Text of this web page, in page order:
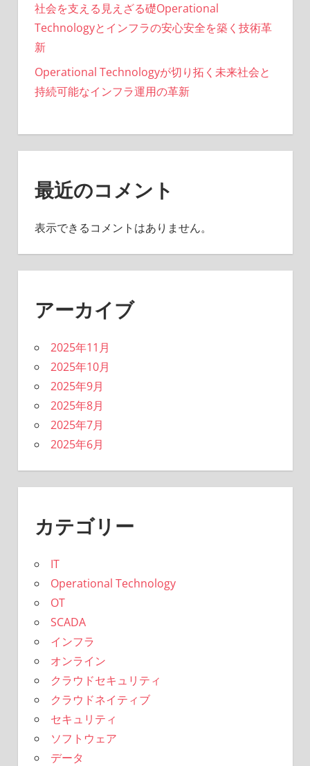
社会を支える見えざる礎Operational
Technologyとインフラの安心安全を築く技術革
新
Operational Technologyが切り拓く未来社会と
持続可能なインフラ運用の革新
最近のコメント
表示できるコメントはありません。
アーカイブ
2025年11月
2025年10月
2025年9月
2025年8月
2025年7月
2025年6月
カテゴリー
IT
Operational Technology
OT
SCADA
インフラ
オンライン
クラウドセキュリティ
クラウドネイティブ
セキュリティ
ソフトウェア
データ